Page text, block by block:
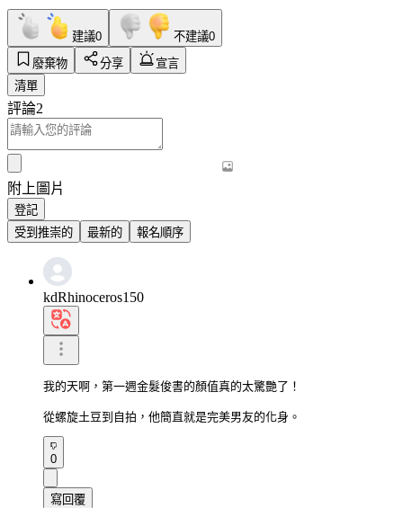
建議0 不建議0
廢棄物
分享
宣言
清單
評論2
附上圖片
登記
受到推崇的
最新的 報名順序
kdRhinoceros150
我的天啊，第一週金髮俊書的顏值真的太驚艷了！
從螺旋土豆到自拍，他簡直就是完美男友的化身。
0
寫回覆